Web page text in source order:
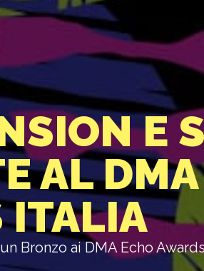
E
AL
ITALIA
Bronzo ai DMA Echo